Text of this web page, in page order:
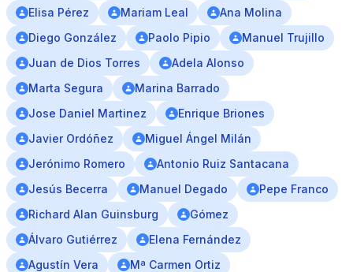
Elisa Pérez
Mariam Leal
Ana Molina
Diego González
Paolo Pipio
Manuel Trujillo
Juan de Dios Torres
Adela Alonso
Marta Segura
Marina Barrado
Jose Daniel Martinez
Enrique Briones
Javier Ordóñez
Miguel Ángel Milán
Jerónimo Romero
Antonio Ruiz Santacana
Jesús Becerra
Manuel Degado
Pepe Franco
Richard Alan Guinsburg
Gómez
Álvaro Gutiérrez
Elena Fernández
Agustín Vera
Mª Carmen Ortiz